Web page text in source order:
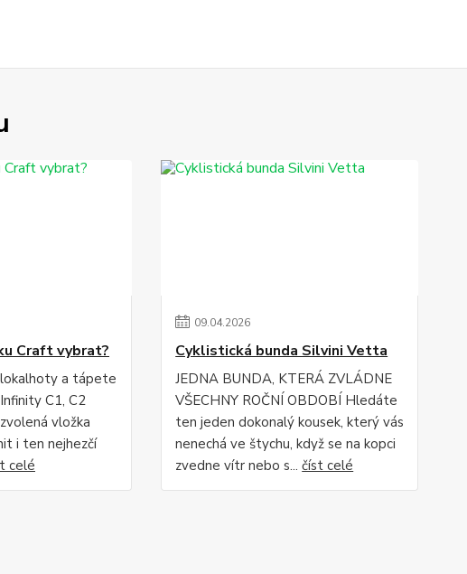
Craft vybrat?
a tápete
C1, C2
vložka
i ten nejhezčí
celé
09.04.2026
Cyklistická bunda Silvini Vetta
JEDNA BUNDA, KTERÁ ZVLÁDNE
VŠECHNY ROČNÍ OBDOBÍ Hledáte
ten jeden dokonalý kousek, který vás
nenechá ve štychu, když se na kopci
zvedne vítr nebo s...číst celé